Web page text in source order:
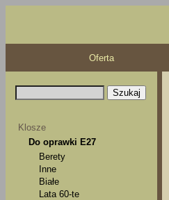
Oferta
Klosze
Do oprawki E27
Berety
Inne
Białe
Lata 60-te